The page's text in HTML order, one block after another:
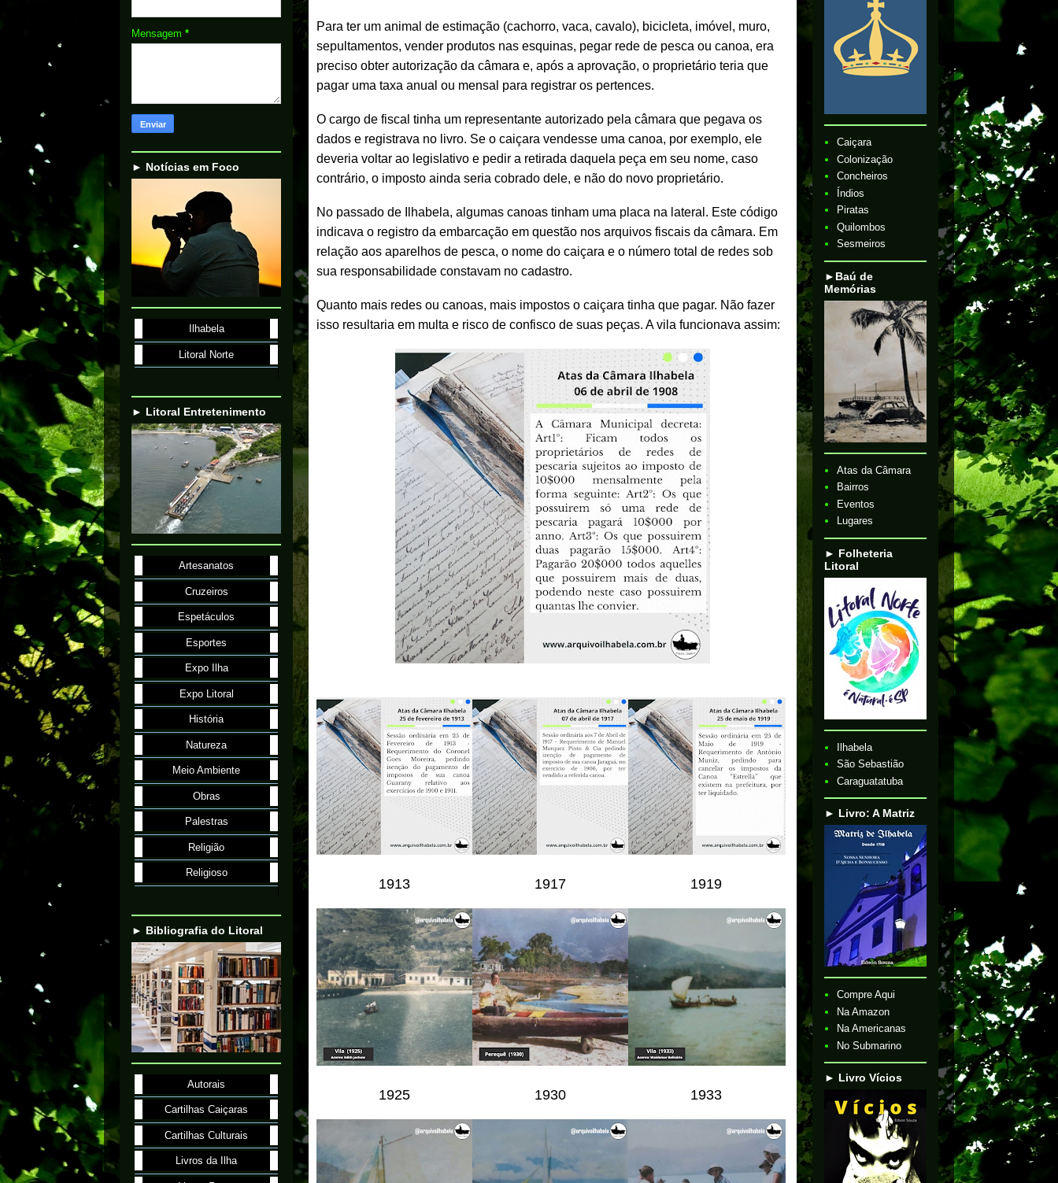
Para ter um animal de estimação (cachorro, vaca, cavalo), bicicleta, imóvel, muro,
sepultamentos, vender produtos nas esquinas, pegar rede de pesca ou canoa, era
preciso obter autorização da câmara e, após a aprovação, o proprietário teria que
pagar uma taxa anual ou mensal para registrar os pertences.
O cargo de fiscal tinha um representante autorizado pela câmara que pegava os
dados e registrava no livro. Se o caiçara vendesse uma canoa, por exemplo, ele
deveria voltar ao legislativo e pedir a retirada daquela peça em seu nome, caso
contrário, o imposto ainda seria cobrado dele, e não do novo proprietário.
No passado de Ilhabela, algumas canoas tinham uma placa na lateral. Este código
indicava o registro da embarcação em questão nos arquivos fiscais da câmara. Em
relação aos aparelhos de pesca, o nome do caiçara e o número total de redes sob
sua responsabilidade constavam no cadastro.
Quanto mais redes ou canoas, mais impostos o caiçara tinha que pagar. Não fazer
isso resultaria em multa e risco de confisco de suas peças. A vila funcionava assim:
1913 1917 1919
1925 1930 1933
Mensagem *
► Notícias em Foco
Ilhabela
Litoral Norte
► Litoral Entretenimento
Artesanatos
Cruzeiros
Espetáculos
Esportes
Expo Ilha
Expo Litoral
História
Natureza
Meio Ambiente
Obras
Palestras
Religião
Religioso
► Bibliografia do Litoral
Autorais
Cartilhas Caiçaras
Cartilhas Culturais
Livros da Ilha
Caiçara
Colonização
Concheiros
Índios
Piratas
Quilombos
Sesmeiros
►Baú de
Memórias
Atas da Câmara
Bairros
Eventos
Lugares
► Folheteria
Litoral
Ilhabela
São Sebastião
Caraguatatuba
► Livro: A Matriz
Compre Aqui
Na Amazon
Na Americanas
No Submarino
► Livro Vícios